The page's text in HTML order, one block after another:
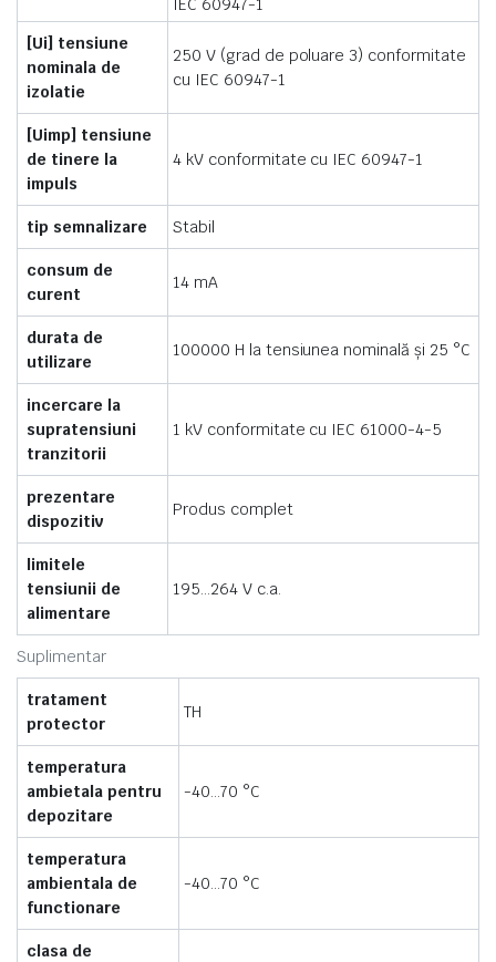
Suplimentar
IEC 60947-1
[Ui] tensiune
nominala de
izolatie
250 V (grad de poluare 3) conformitate
cu IEC 60947-1
[Uimp] tensiune
de tinere la
impuls
4 kV conformitate cu IEC 60947-1
tip semnalizare Stabil
consum de
curent
14 mA
durata de
utilizare
100000 H la tensiunea nominală şi 25 °C
incercare la
supratensiuni
tranzitorii
1 kV conformitate cu IEC 61000-4-5
prezentare
dispozitiv
Produs complet
limitele
tensiunii de
alimentare
195…264 V c.a.
tratament
protector
TH
temperatura
ambietala pentru
depozitare
-40…70 °C
temperatura
ambientala de
functionare
-40…70 °C
clasa de